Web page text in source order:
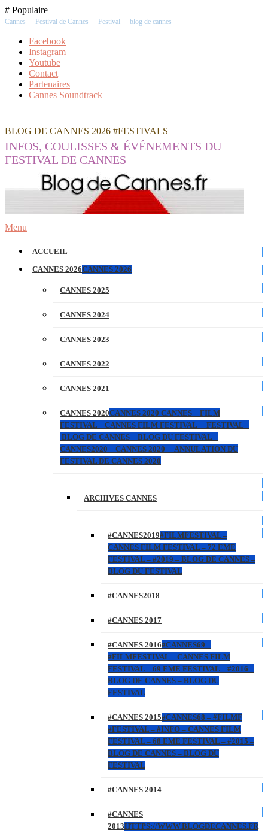
Skip
To
# Populaire
Cannes Festival de Cannes Festival blog de cannes
Facebook
Instagram
Youtube
Contact
Partenaires
Cannes Soundtrack
BLOG DE CANNES 2026 #FESTIVALS
INFOS, COULISSES & ÉVÉNEMENTS DU
FESTIVAL DE CANNES
Menu
ACCUEIL
CANNES 2026CANNES 2026
CANNES 2025
CANNES 2024
CANNES 2023
CANNES 2022
CANNES 2021
CANNES 2020CANNES 2020 CANNES – FILM
FESTIVAL – CANNES FILM FESTIVAL – FESTIVAL –
BLOG DE CANNES – BLOG DU FESTIVAL –
CANNES2020 – CANNES 2020 – ANNULATION DU
FESTIVAL DE CANNES 2020
ARCHIVES CANNES
#CANNES2019#FILMFESTIVAL –
CANNES FILM FESTIVAL – 72 EME
FESTIVAL – #2019 – BLOG DE CANNES –
BLOG DU FESTIVAL
#CANNES2018
#CANNES 2017
#CANNES 2016#CANNES69 –
#FILMFESTIVAL – CANNES FILM
FESTIVAL – 69 EME FESTIVAL – #2016 –
BLOG DE CANNES – BLOG DU
FESTIVAL
#CANNES 2015#CANNES68 – #FILMF
#FESTIVAL – #INFO – CANNES FILM
FESTIVAL – 68 EME FESTIVAL – #2015 –
BLOG DE CANNES – BLOG DU
FESTIVAL
#CANNES 2014
#CANNES
2013HTTPS://WWW.BLOGDECANNES.FR